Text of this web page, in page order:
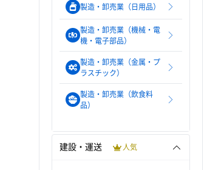
製造・卸売業（日用品）
製造・卸売業（機械・電
機・電子部品）
製造・卸売業（金属・プ
ラスチック）
製造・卸売業（飲食料
品）
建設・運送 人気